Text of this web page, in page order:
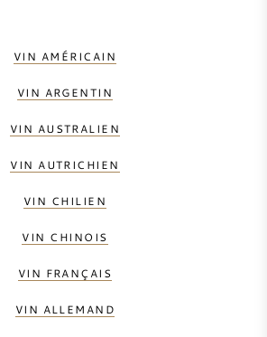
VIN AMÉRICAIN
VIN ARGENTIN
VIN AUSTRALIEN
VIN AUTRICHIEN
VIN CHILIEN
VIN CHINOIS
VIN FRANÇAIS
VIN ALLEMAND